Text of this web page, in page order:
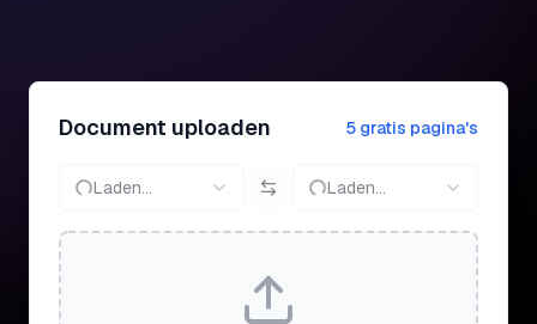
Document uploaden 5 gratis pagina's
Laden... Laden...